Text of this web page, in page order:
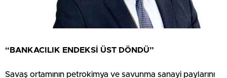
“BANKACILIK ENDEKSİ ÜST DÖNDÜ”
Savaş ortamının petrokimya ve savunma sanayi paylarını